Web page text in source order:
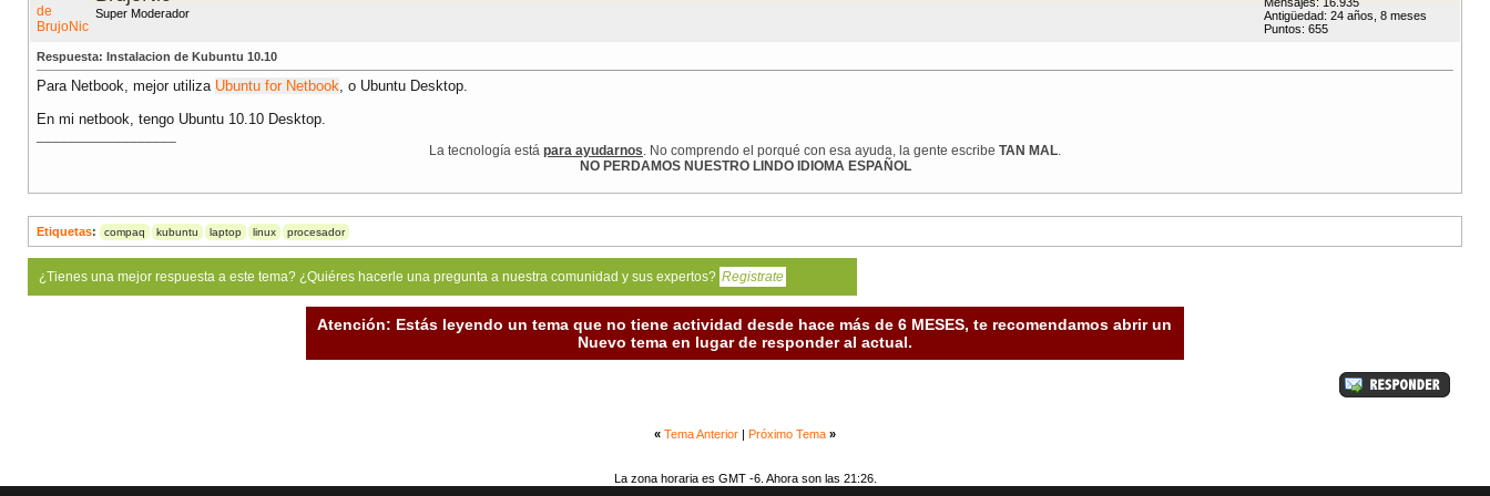
Super Moderador
Antigüedad: 24 años, 8 meses
Puntos: 655
Respuesta: Instalacion de Kubuntu 10.10
Para Netbook, mejor utiliza Ubuntu for Netbook, o Ubuntu Desktop.
En mi netbook, tengo Ubuntu 10.10 Desktop.
La tecnología está para ayudarnos. No comprendo el porqué con esa ayuda, la gente escribe TAN MAL.
NO PERDAMOS NUESTRO LINDO IDIOMA ESPAÑOL
Etiquetas: compaq kubuntu laptop linux procesador
¿Tienes una mejor respuesta a este tema? ¿Quiéres hacerle una pregunta a nuestra comunidad y sus expertos? Registrate
Atención: Estás leyendo un tema que no tiene actividad desde hace más de 6 MESES, te recomendamos abrir un
Nuevo tema en lugar de responder al actual.
« Tema Anterior Próximo Tema »
La zona horaria es GMT -6. Ahora son las 21:26.